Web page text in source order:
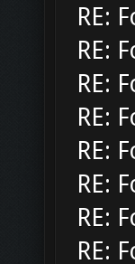
RE:
RE:
RE:
RE:
RE:
RE:
RE:
RE: